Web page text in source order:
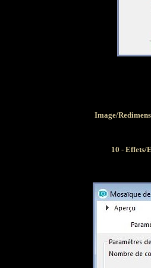
Image/
10 - Effets/